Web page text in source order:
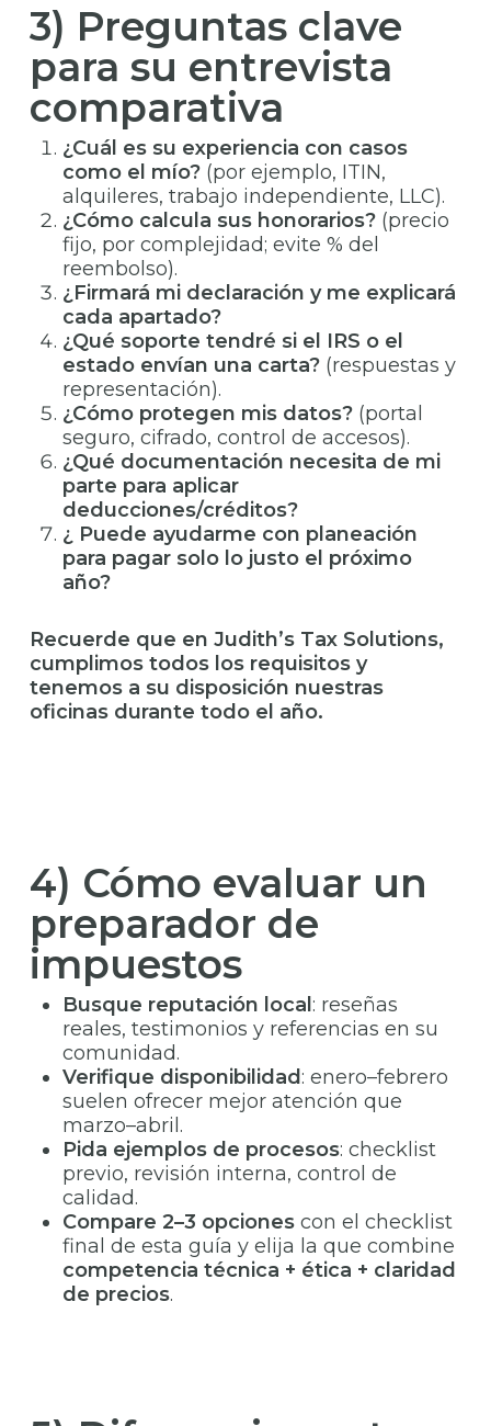
3) Preguntas clave
para su entrevista
comparativa
¿Cuál es su experiencia con casos
como el mío?(por ejemplo, ITIN,
alquileres, trabajo independiente, LLC).
¿Cómo calcula sus honorarios?(precio
fijo, por complejidad; evite % del
reembolso).
¿Firmará mi declaración y me explicará
cada apartado?
¿Qué soporte tendré si el IRS o el
estado envían una carta?(respuestas y
representación).
¿Cómo protegen mis datos?(portal
seguro, cifrado, control de accesos).
¿Qué documentación necesita de mi
parte para aplicar
deducciones/créditos?
¿ Puede ayudarme con planeación
para pagar solo lo justo el próximo
año?
Recuerde que en Judith’s Tax Solutions,
cumplimos todos los requisitos y
tenemos a su disposición nuestras
oficinas durante todo el año.
4) Cómo evaluar un
preparador de
impuestos
Busque reputación local : reseñas
reales, testimonios y referencias en su
comunidad.
Verifique disponibilidad : enero–febrero
suelen ofrecer mejor atención que
marzo–abril.
Pida ejemplos de procesos: checklist
previo, revisión interna, control de
calidad.
Compare 2–3 opcionescon el checklist
final de esta guía y elija la que combine
competencia técnica + ética + claridad
de precios.